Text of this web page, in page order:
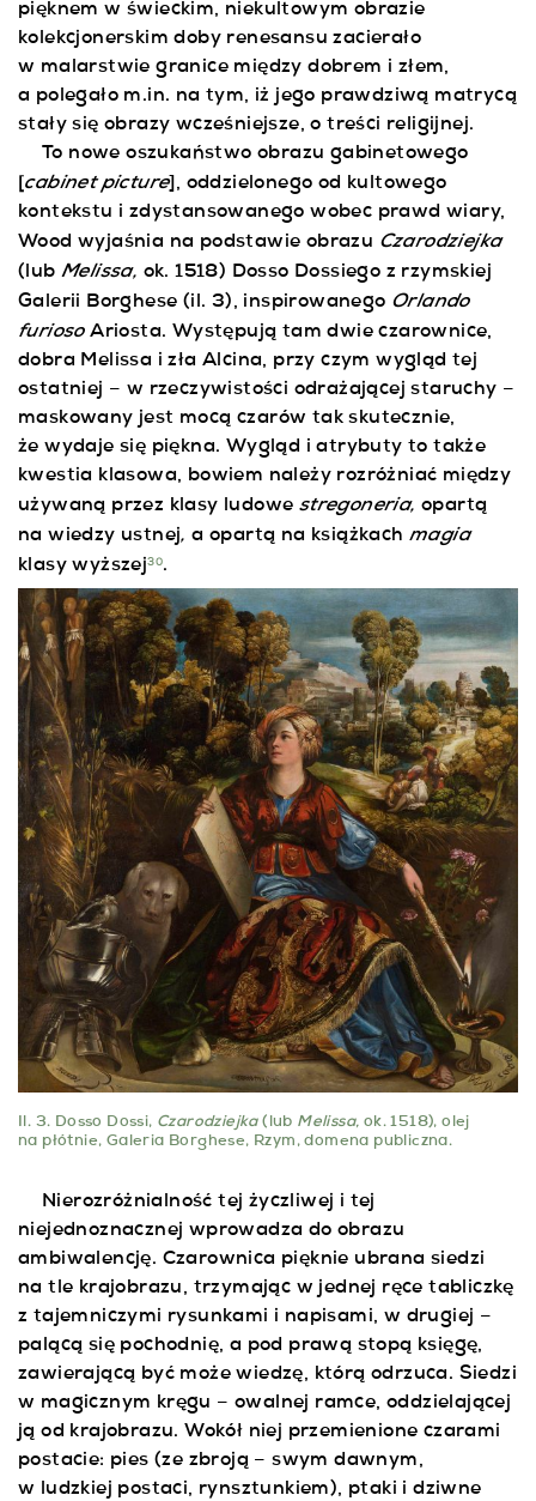
pięknem w świeckim, niekultowym obrazie
kolekcjonerskim doby renesansu zacierało
w malarstwie granice między dobrem i złem,
a polegało m.in. na tym, iż jego prawdziwą matrycą
stały się obrazy wcześniejsze, o treści religijnej.
To nowe oszukaństwo obrazu gabinetowego
[cabinet picture], oddzielonego od kultowego
kontekstu i zdystansowanego wobec prawd wiary,
Wood wyjaśnia na podstawie obrazu Czarodziejka
(lub Melissa, ok. 1518) Dosso Dossiego z rzymskiej
Galerii Borghese (il. 3), inspirowanego Orlando
furiosoAriosta. Występują tam dwie czarownice,
dobra Melissa i zła Alcina, przy czym wygląd tej
ostatniej – w rzeczywistości odrażającej staruchy –
maskowany jest mocą czarów tak skutecznie,
że wydaje się piękna. Wygląd i atrybuty to także
kwestia klasowa, bowiem należy rozróżniać między
używaną przez klasy ludowe stregoneria,opartą
na wiedzy ustnej, a opartą na książkachmagia
klasy wyższej30.
Il. 3. Dosso Dossi, Czarodziejka(lub Melissa, ok. 1518), olej
na płótnie, Galeria Borghese, Rzym, domena publiczna.
Nierozróżnialność tej życzliwej i tej
niejednoznacznej wprowadza do obrazu
ambiwalencję. Czarownica pięknie ubrana siedzi
na tle krajobrazu, trzymając w jednej ręce tabliczkę
z tajemniczymi rysunkami i napisami, w drugiej –
palącą się pochodnię, a pod prawą stopą księgę,
zawierającą być może wiedzę, którą odrzuca. Siedzi
w magicznym kręgu – owalnej ramce, oddzielającej
ją od krajobrazu. Wokół niej przemienione czarami
postacie: pies (ze zbroją – swym dawnym,
w ludzkiej postaci, rynsztunkiem), ptaki i dziwne